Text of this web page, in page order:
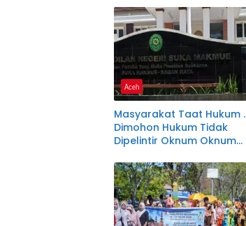
Pelanggaran.SK DI
PERTANYAKAN
Aceh
Masyarakat Taat Hukum .
Dimohon Hukum Tidak
Dipelintir Oknum Oknum
UU1945 Pasal 27